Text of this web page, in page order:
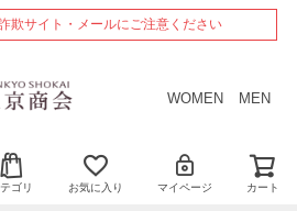
欺サイト・メールにご注意ください
WOMEN MEN
ゴリ お気に入り マイページ カート
ペー